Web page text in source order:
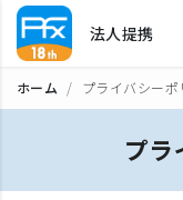
法人提携
ホーム プライバシーポ
プラ